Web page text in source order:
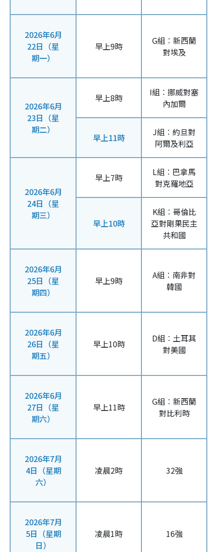
2026年6月
22日（星
期一）
早上9時
G組︰新西蘭
對埃及
2026年6月
23日（星
期二）
早上8時
I組︰挪威對塞
內加爾
早上11時
J組︰約旦對
阿爾及利亞
2026年6月
24日（星
期三）
早上7時
L組︰巴拿馬
對克羅地亞
早上10時
K組︰哥倫比
亞對剛果民主
共和國
2026年6月
25日（星
期四）
早上9時
A組︰南非對
韓國
2026年6月
26日（星
期五）
早上10時
D組︰土耳其
對美國
2026年6月
27日（星
期六）
早上11時
G組︰新西蘭
對比利時
2026年7月
4日（星期
六）
凌晨2時 32強
2026年7月
5日（星期
日）
凌晨1時 16強